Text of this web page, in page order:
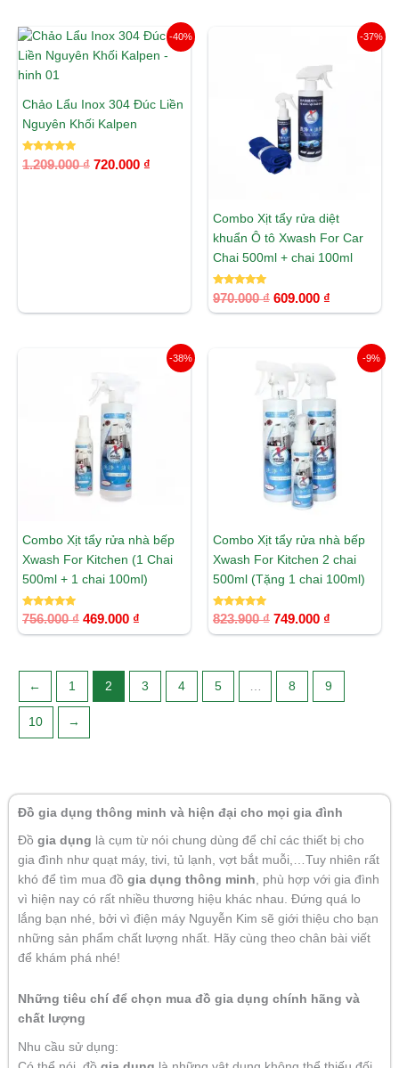
-40%
Chảo Lẩu Inox 304 Đúc Liền
Nguyên Khối Kalpen
Được xếp
hạng
1.209.000₫
Giá
gốc
720.000 ₫
Giá
hiện
720.000 ₫.
-37%
Combo Xịt tẩy rửa diệt
khuẩn Ô tô Xwash For Car
Chai 500ml + chai 100ml
Được xếp
hạng
5.00
970.000₫
970.000 ₫.
609.000 ₫
tại
là:
-38%
Combo Xịt tẩy rửa nhà bếp
Xwash For Kitchen (1 Chai
500ml + 1 chai 100ml)
Được xếp
hạng
5.00
756.000₫
756.000 ₫.
469.000 ₫
-9%
Combo Xịt tẩy rửa nhà bếp
Xwash For Kitchen 2 chai
500ml (Tặng 1 chai 100ml)
Được xếp
hạng
5.00
823.900₫
gốc
là:
823.900 ₫.
749.000 ₫
hiện
là:
749.000 ₫.
← 1 2 3 4 5 8 9
10 →
Đồ gia dụng thông minh và hiện đại cho mọi gia đình
Đồ gia dụng là cụm từ nói chung dùng để chỉ các thiết bị cho
gia đình như quạt máy, tivi, tủ lạnh, vợt bắt muỗi,…Tuy nhiên rất
khó để tìm mua đồ gia dụng thông minh, phù hợp với gia đình
vì hiện nay có rất nhiều thương hiệu khác nhau. Đứng quá lo
lắng bạn nhé, bởi vì điện máy Nguyễn Kim sẽ giới thiệu cho bạn
những sản phẩm chất lượng nhất. Hãy cùng theo chân bài viết
để khám phá nhé!
Những tiêu chí để chọn mua đồ gia dụng chính hãng và
chất lượng
Nhu cầu sử dụng: